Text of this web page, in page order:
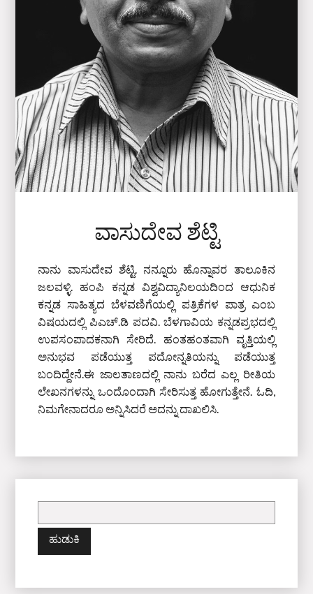
ವಾಸುದೇವ ಶೆಟ್ಟಿ
ನಾನು ವಾಸುದೇವ ಶೆಟ್ಟಿ. ನನ್ನೂರು ಹೊನ್ನಾವರ ತಾಲೂಕಿನ
ಜಲವಳ್ಳಿ. ಹಂಪಿ ಕನ್ನಡ ವಿಶ್ವವಿದ್ಯಾನಿಲಯದಿಂದ ಆಧುನಿಕ
ಕನ್ನಡ ಸಾಹಿತ್ಯದ ಬೆಳವಣಿಗೆಯಲ್ಲಿ ಪತ್ರಿಕೆಗಳ ಪಾತ್ರ ಎಂಬ
ವಿಷಯದಲ್ಲಿ ಪಿಎಚ್‌.ಡಿ ಪದವಿ. ಬೆಳಗಾವಿಯ ಕನ್ನಡಪ್ರಭದಲ್ಲಿ
ಉಪಸಂಪಾದಕನಾಗಿ ಸೇರಿದೆ. ಹಂತಹಂತವಾಗಿ ವೃತ್ತಿಯಲ್ಲಿ
ಅನುಭವ ಪಡೆಯುತ್ತ ಪದೋನ್ನತಿಯನ್ನು ಪಡೆಯುತ್ತ
ಬಂದಿದ್ದೇನೆ.ಈ ಜಾಲತಾಣದಲ್ಲಿ ನಾನು ಬರೆದ ಎಲ್ಲ ರೀತಿಯ
ಲೇಖನಗಳನ್ನು ಒಂದೊಂದಾಗಿ ಸೇರಿಸುತ್ತ ಹೋಗುತ್ತೇನೆ. ಓದಿ,
ನಿಮಗೇನಾದರೂ ಅನ್ನಿಸಿದರೆ ಅದನ್ನು ದಾಖಲಿಸಿ.
ಹುಡುಕಿ: